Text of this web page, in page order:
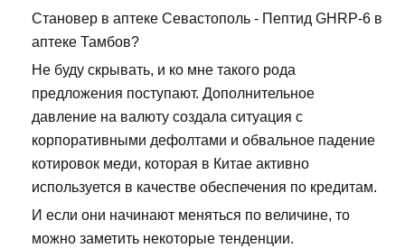
Становер в аптеке Севастополь - Пептид GHRP-6 в
аптеке Тамбов?
Не буду скрывать, и ко мне такого рода
предложения поступают. Дополнительное
давление на валюту создала ситуация с
корпоративными дефолтами и обвальное падение
котировок меди, которая в Китае активно
используется в качестве обеспечения по кредитам.
И если они начинают меняться по величине, то
можно заметить некоторые тенденции.